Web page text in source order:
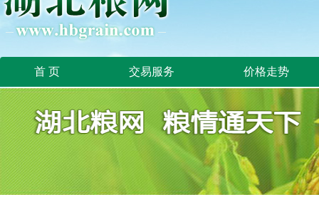
首 页 交易服务 价格走势